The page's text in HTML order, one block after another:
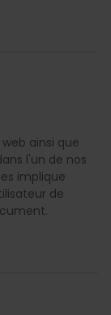
ainsi que
l'un de nos
implique
de